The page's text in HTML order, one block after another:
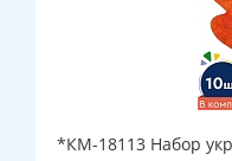
*КМ-18113 Набор